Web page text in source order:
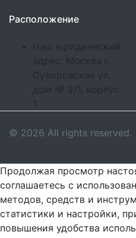
Расположение
Наш юридический
адрес: Москва г,
Суворовская ул,
дом № 2/1, корпус
© 2026 All rights reserved.
Продолжая просмотр
соглашаетесь с
методов, средств и
статистики и настройки,
повышения удобства